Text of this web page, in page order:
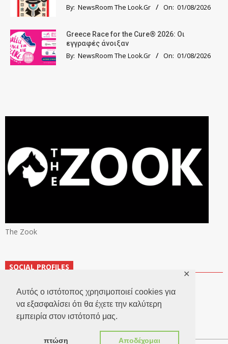
Αυτός ο ιστότοπος χρησιμοποιεί cookies για
να εξασφαλίσει ότι θα έχετε την καλύτερη
εμπειρία στον ιστότοπό μας.
πτώση Αποδέχομαι
✕
By: NewsRoom The Look.Gr On: 01/08/2026
Greece Race for the Cure® 2026: Οι
εγγραφές άνοιξαν
By: NewsRoom The Look.Gr On: 01/08/2026
The Zook
SOCIAL PROFILES